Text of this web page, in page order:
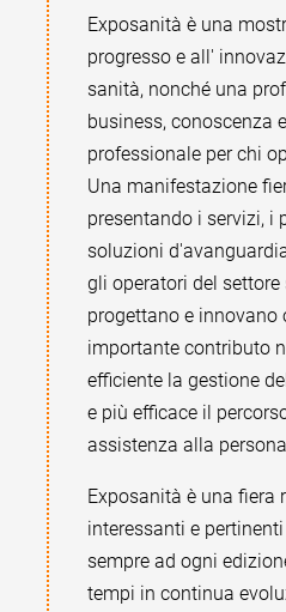
Exposanità è una
progresso e all'
sanità, nonché una
business, conoscenza
professionale per chi
Una manifestazione
presentando i servizi, i
soluzioni
gli operatori del settore
progettano e innovano
importante contributo
efficiente la gestione
e più efficace il
assistenza alla
Exposanità è una fiera
interessanti e
sempre ad ogni
tempi in continua